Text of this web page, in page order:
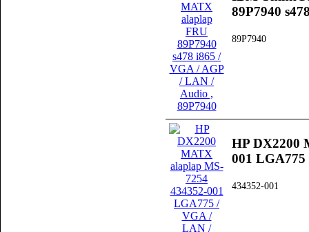
89P7940
89P7940
HP DX2200
001
434352-001